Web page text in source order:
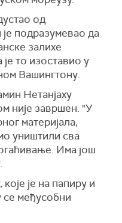
од
подразумевао да
залихе
то изоставио у
Вашингтону.
Нетанјаху
није завршен. "У
материјала,
уништили сва
Има још
је на папиру и
се међусобни